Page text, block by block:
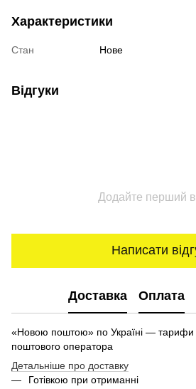
Характеристики
Стан Нове
Відгуки
Додайте перший
Написати
Доставка Оплата
«Новою поштою» по Україні — тарифи
поштового оператора
Детальніше про доставку
Готівкою при отриманні